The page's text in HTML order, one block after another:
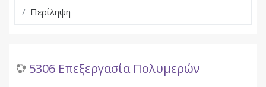
Περίληψη
5306 Επεξεργασία Πολυμερών